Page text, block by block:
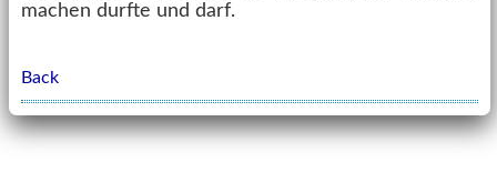
machen durfte und darf.
Back